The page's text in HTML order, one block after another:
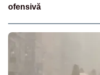
ofensivă